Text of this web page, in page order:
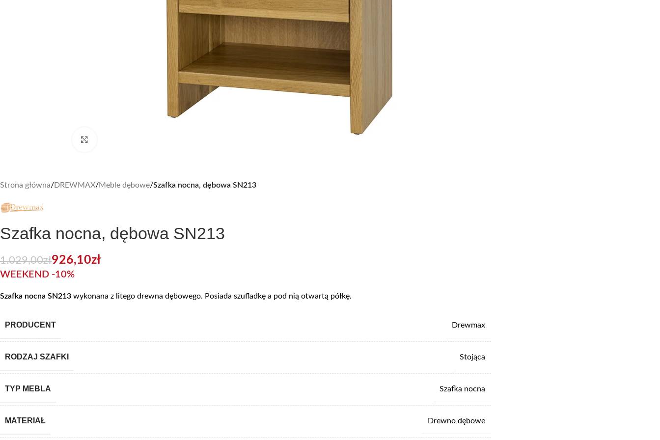
Strona główna/DREWMAX/Meble dębowe/Szafka nocna, dębowa SN213
Szafka nocna, dębowa SN213
1.029,00zł926,10zł
WEEKEND -10%
Szafka nocna SN213 wykonana z litego drewna dębowego. Posiada szufladkę a pod nią otwartą półkę.
PRODUCENT Drewmax
RODZAJ SZAFKI Stojąca
TYP MEBLA Szafka nocna
MATERIAŁ Drewno dębowe